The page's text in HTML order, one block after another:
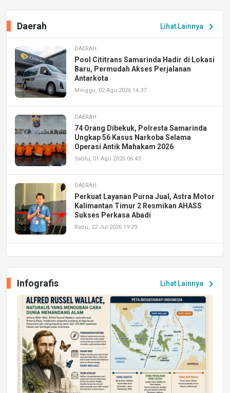
Lihat Lainnya chevron_right
Daerah
DAERAH
Pool Cititrans Samarinda Hadir di Lokasi
Baru, Permudah Akses Perjalanan
Antarkota
Minggu, 02 Agu 2026 14:37
DAERAH
74 Orang Dibekuk, Polresta Samarinda
Ungkap 56 Kasus Narkoba Selama
Operasi Antik Mahakam 2026
Sabtu, 01 Agu 2026 06:43
DAERAH
Perkuat Layanan Purna Jual, Astra Motor
Kalimantan Timur 2 Resmikan AHASS
Sukses Perkasa Abadi
Rabu, 22 Jul 2026 19:29
Peluang Kerja dan Magang
Jumat, 17 Jul 2026 22:30
DAERAH
Astra Motor Kalimantan Timur 2 Dukung
Mahasiswa Samarinda dalam Astra
Honda SDGs Future Leaders 2026
Jumat, 10 Jul 2026 19:01
Lihat Lainnya chevron_right
Infografis